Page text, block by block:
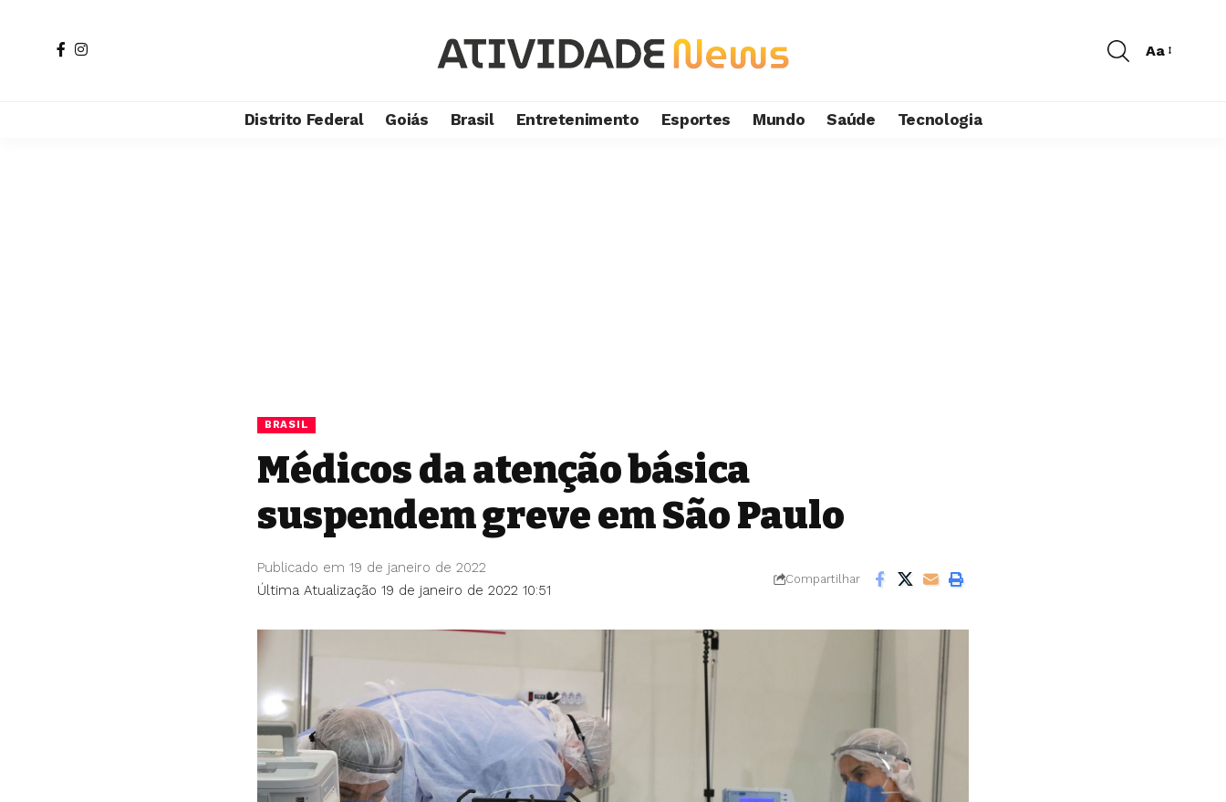
Aa
Distrito Federal Goiás Brasil Entretenimento Esportes Mundo Saúde Tecnologia
BRASIL
Médicos da atenção básica
suspendem greve em São Paulo
Última Atualização 19 de janeiro de 2022 10:51
Publicado em 19 de janeiro de 2022
Compartilhar